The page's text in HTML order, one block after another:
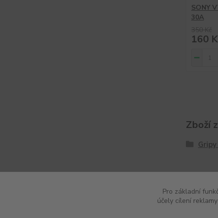
SONY
30A
160
Zboží
Pro základní
účely cílení